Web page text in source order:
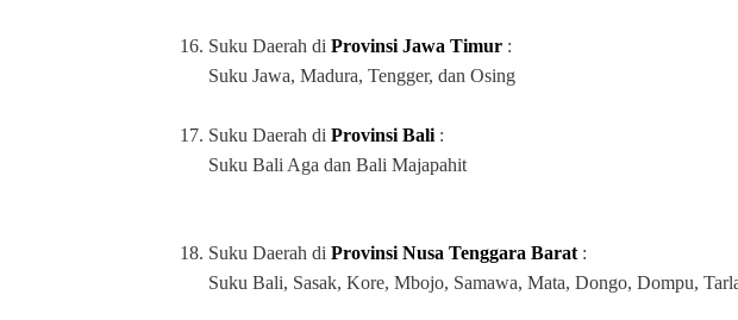
16. Suku Daerah diProvinsi Jawa Timur :
Suku Jawa, Madura, Tengger, dan Osing
17. Suku Daerah diProvinsi Bali :
Suku Bali Aga dan Bali Majapahit
18. Suku Daerah diProvinsi Nusa Tenggara Barat :
Suku Bali, Sasak, Kore, Mbojo, Samawa, Mata, Dongo, Dompu,